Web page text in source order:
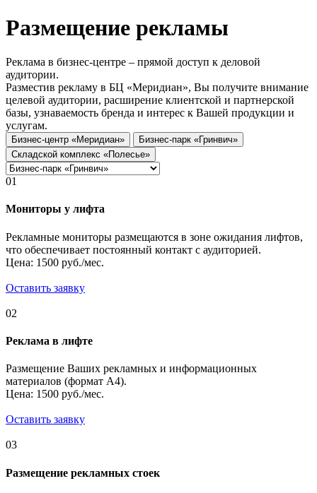
Размещение рекламы
Реклама в бизнес-центре – прямой доступ к деловой
аудитории.
Разместив рекламу в БЦ «Меридиан», Вы получите внимание
целевой аудитории, расширение клиентской и партнерской
базы, узнаваемость бренда и интерес к Вашей продукции и
услугам.
Бизнес-центр «Меридиан»
Бизнес-парк «Гринвич»
Складской комплекс «Полесье»
01
Мониторы у лифта
Рекламные мониторы размещаются в зоне ожидания лифтов,
что обеспечивает постоянный контакт с аудиторией.
Цена: 1500 руб./мес.
Оставить заявку
02
Реклама в лифте
Размещение Ваших рекламных и информационных
материалов (формат А4).
Цена: 1500 руб./мес.
Оставить заявку
03
Размещение рекламных стоек